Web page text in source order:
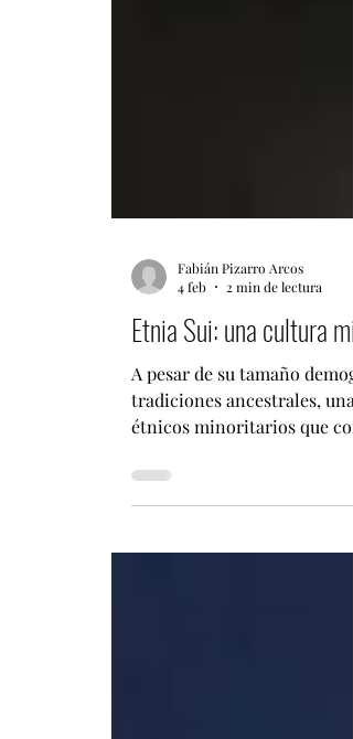
Fabián Pizarro Arcos
4 feb
2 min de lectura
Etnia Sui: una cultura
A pesar de su tamaño
tradiciones ancestrales,